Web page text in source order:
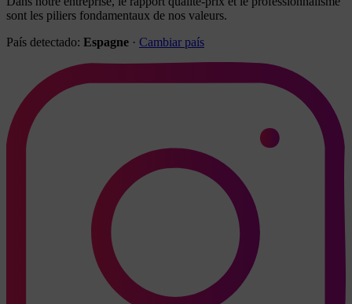
sont les piliers fondamentaux de nos valeurs.
País detectado: Espagne · Cambiar país